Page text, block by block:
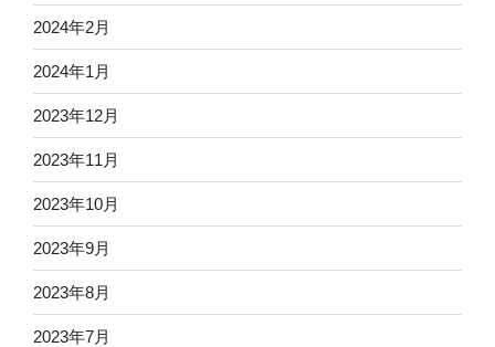
2024年2月
2024年1月
2023年12月
2023年11月
2023年10月
2023年9月
2023年8月
2023年7月